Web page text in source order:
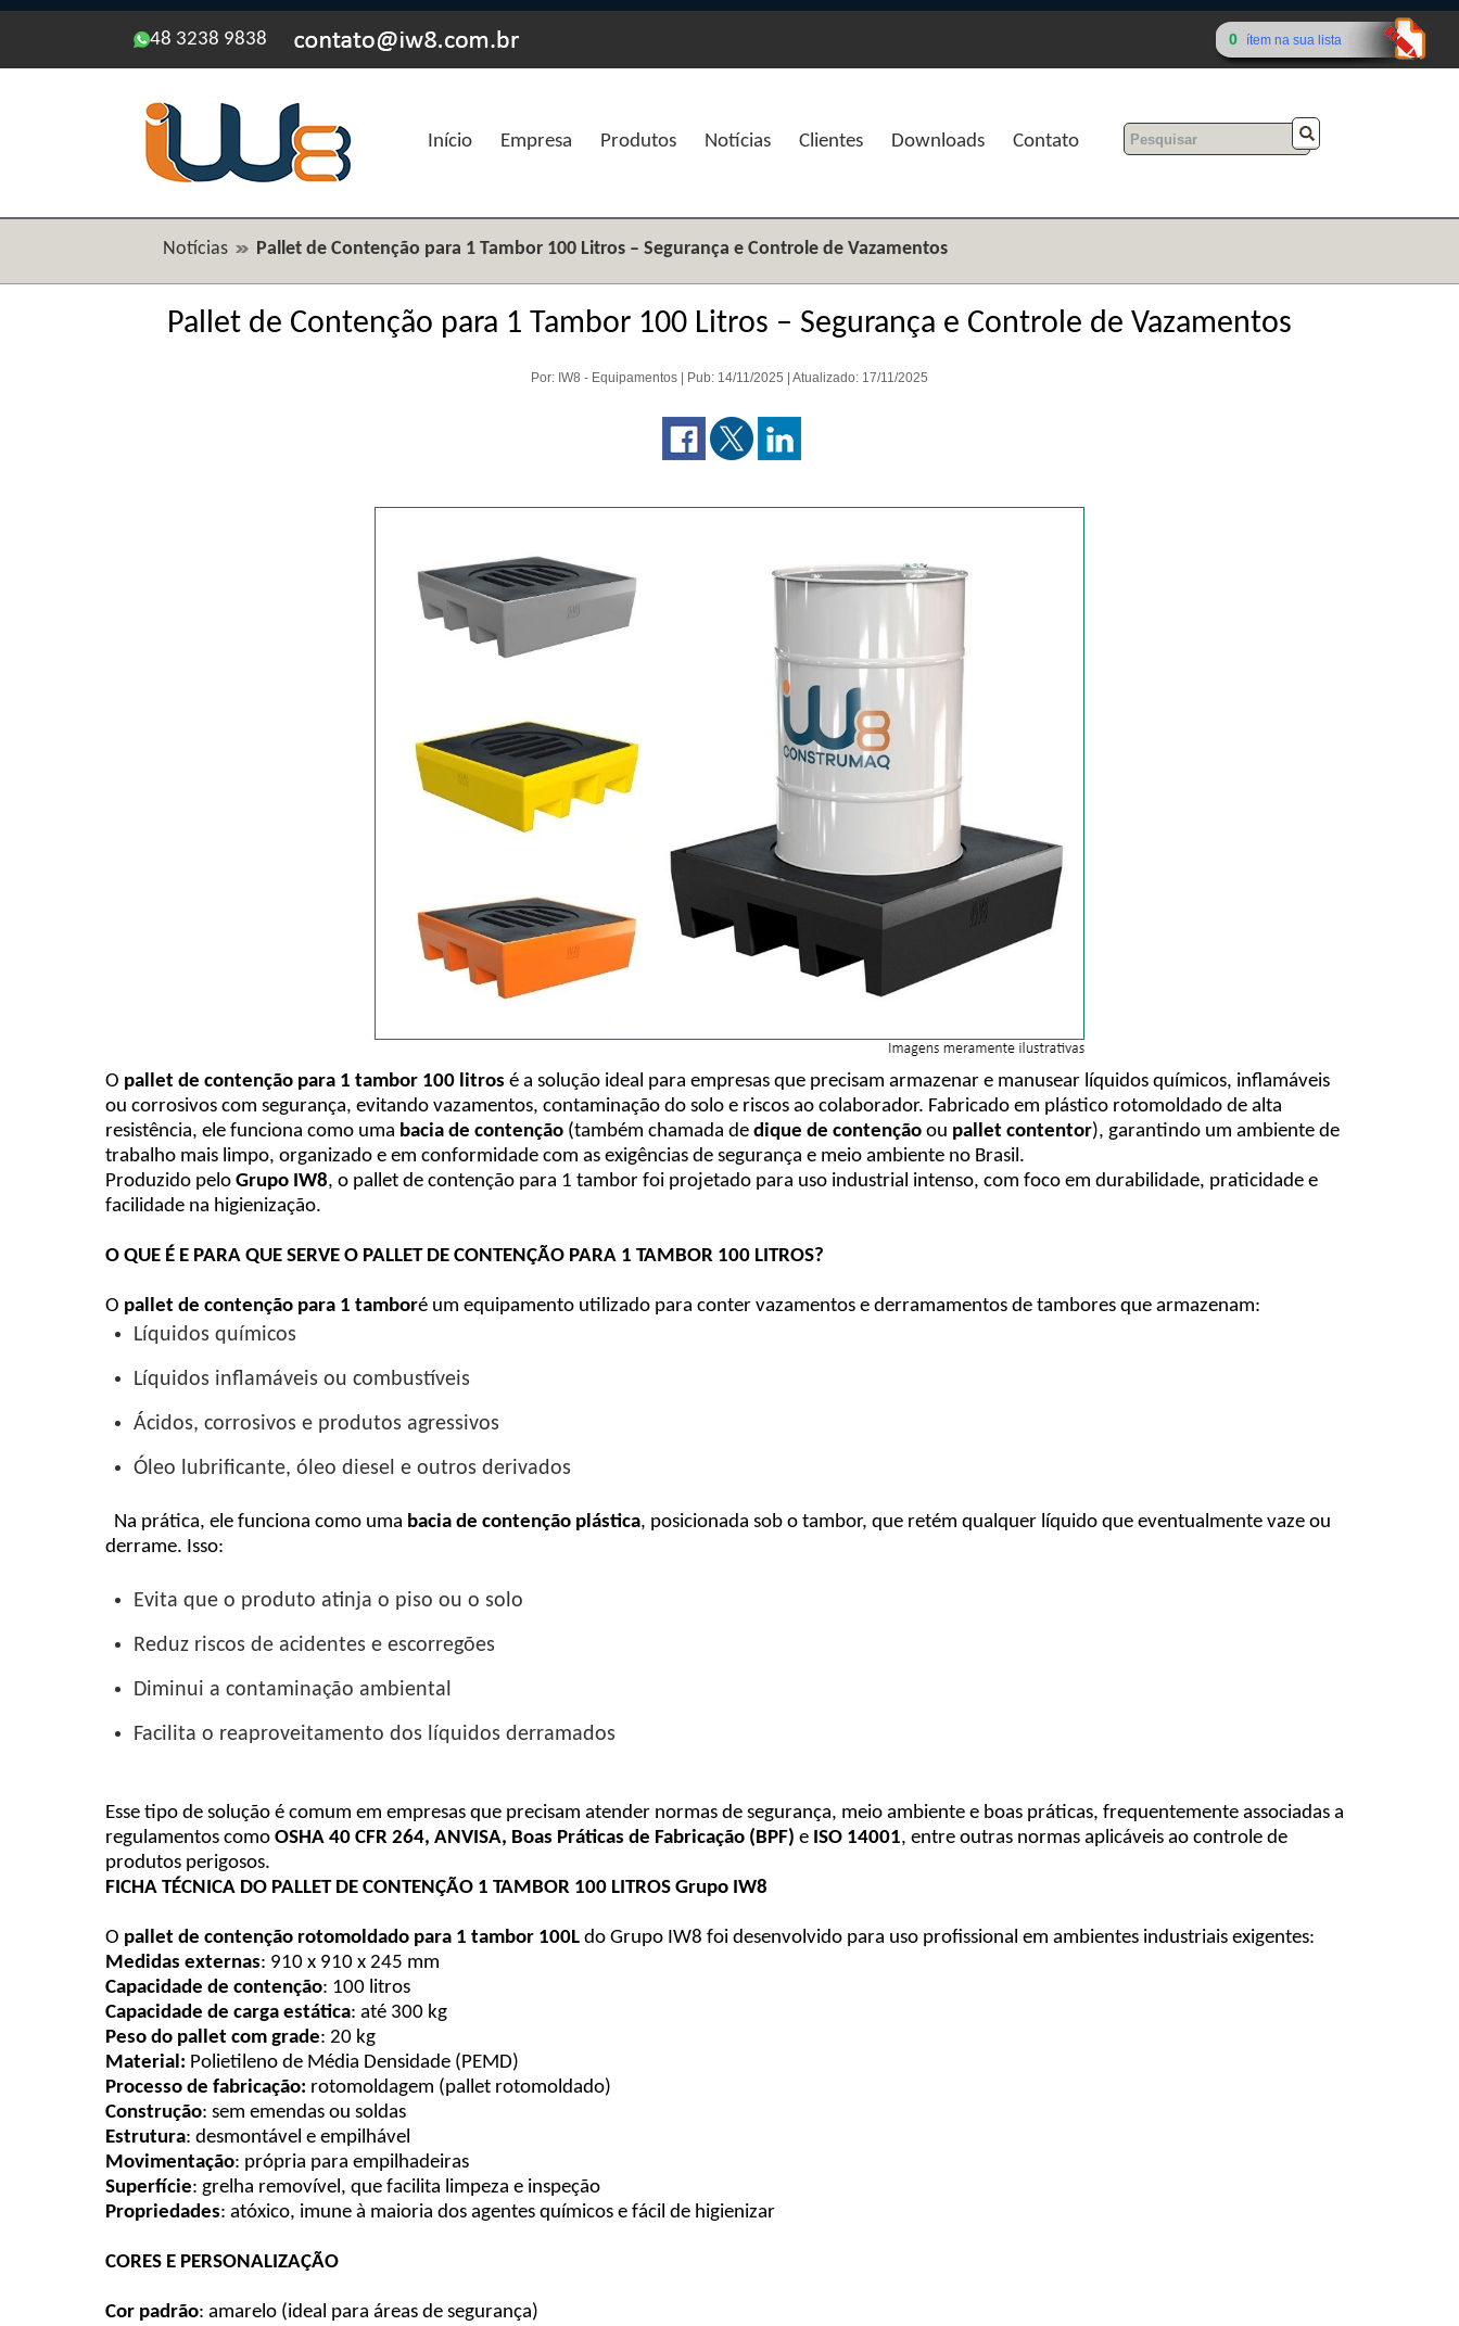
48 3238 9838 0 ítem na sua lista
Início Empresa Produtos Notícias Clientes Downloads Contato
Notícias Pallet de Contenção para 1 Tambor 100 Litros – Segurança e Controle de Vazamentos
Pallet de Contenção para 1 Tambor 100 Litros – Segurança e Controle de Vazamentos
Por: IW8 - Equipamentos | Pub: 14/11/2025 | Atualizado: 17/11/2025
O pallet de contenção para 1 tambor 100 litros é a solução ideal para empresas que precisam armazenar e manusear líquidos químicos, inflamáveis
ou corrosivos com segurança, evitando vazamentos, contaminação do solo e riscos ao colaborador. Fabricado em plástico rotomoldado de alta
resistência, ele funciona como uma bacia de contenção (também chamada dedique de contenção ou pallet contentor), garantindo um ambiente de
trabalho mais limpo, organizado e em conformidade com as exigências de segurança e meio ambiente no Brasil.
Produzido peloGrupo IW8, o pallet de contenção para 1 tambor foi projetado para uso industrial intenso, com foco em durabilidade, praticidade e
facilidade na higienização.
O QUE É E PARA QUE SERVE O PALLET DE CONTENÇÃO PARA 1 TAMBOR 100 LITROS?
O pallet de contenção para 1 tamboré um equipamento utilizado para conter vazamentos e derramamentos de tambores que armazenam:
Líquidos químicos
Líquidos inflamáveis ou combustíveis
Ácidos, corrosivos e produtos agressivos
Óleo lubrificante, óleo diesel e outros derivados
Na prática, ele funciona como uma bacia de contenção plástica, posicionada sob o tambor, que retém qualquer líquido que eventualmente vaze ou
derrame. Isso:
Evita que o produto atinja o piso ou o solo
Reduz riscos de acidentes e escorregões
Diminui a contaminação ambiental
Facilita o reaproveitamento dos líquidos derramados
Esse tipo de solução é comum em empresas que precisam atender normas de segurança, meio ambiente e boas práticas, frequentemente associadas a
regulamentos comoOSHA 40 CFR 264, ANVISA, Boas Práticas de Fabricação (BPF) e ISO 14001, entre outras normas aplicáveis ao controle de
produtos perigosos.
FICHA TÉCNICA DO PALLET DE CONTENÇÃO 1 TAMBOR 100 LITROS Grupo IW8
O pallet de contenção rotomoldado para 1 tambor 100L do Grupo IW8 foi desenvolvido para uso profissional em ambientes industriais exigentes:
Medidas externas: 910 x 910 x 245 mm
Capacidade de contenção: 100 litros
Capacidade de carga estática: até 300 kg
Peso do pallet com grade: 20 kg
Material: Polietileno de Média Densidade (PEMD)
Processo de fabricação: rotomoldagem (pallet rotomoldado)
Construção: sem emendas ou soldas
Estrutura: desmontável e empilhável
Movimentação: própria para empilhadeiras
Superfície: grelha removível, que facilita limpeza e inspeção
Propriedades: atóxico, imune à maioria dos agentes químicos e fácil de higienizar
CORES E PERSONALIZAÇÃO
Cor padrão: amarelo (ideal para áreas de segurança)